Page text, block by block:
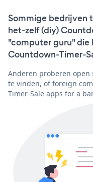
Sommige bedrijven
het-zelf (diy)
"computer guru"
Countdown-Timer-
Anderen proberen open
te vinden, of foreign
Timer-Sale apps for a